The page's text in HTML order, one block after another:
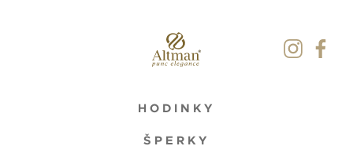
HODINKY
ŠPERKY